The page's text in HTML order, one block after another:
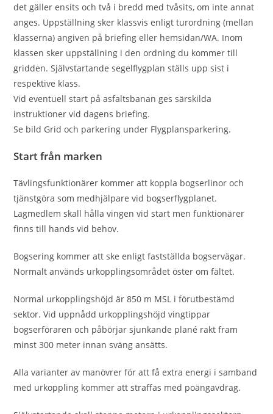
det gäller ensits och två i bredd med tvåsits, om inte annat
anges. Uppställning sker klassvis enligt turordning (mellan
klasserna) angiven på briefing eller hemsidan/WA. Inom
klassen sker uppställning i den ordning du kommer till
gridden. Självstartande segelflygplan ställs upp sist i
respektive klass.
Vid eventuell start på asfaltsbanan ges särskilda
instruktioner vid dagens briefing.
Se bild Grid och parkering under Flygplansparkering.
Start från marken
Tävlingsfunktionärer kommer att koppla bogserlinor och
tjänstgöra som medhjälpare vid bogserﬂygplanet.
Lagmedlem skall hålla vingen vid start men funktionärer
finns till hands vid behov.
Bogsering kommer att ske enligt fastställda bogservägar.
Normalt används urkopplingsområdet öster om fältet.
Normal urkopplingshöjd är 850 m MSL i förutbestämd
sektor. Vid uppnådd urkopplingshöjd vingtippar
bogserföraren och påbörjar sjunkande plané rakt fram
minst 300 meter innan sväng ansätts.
Alla varianter av manövrer för att få extra energi i samband
med urkoppling kommer att straﬀas med poängavdrag.